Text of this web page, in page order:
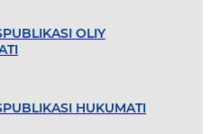
OLIY
HUKUMATI